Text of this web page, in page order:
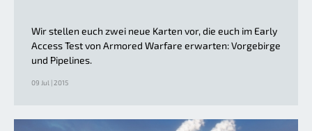
Wir stellen euch zwei neue Karten vor, die euch im Early
Access Test von Armored Warfare erwarten: Vorgebirge
und Pipelines.
09 Jul | 2015